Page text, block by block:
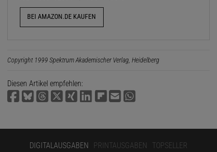
BEI AMAZON.DE KAUFEN
Copyright 1999 Spektrum Akademischer Verlag, Heidelberg
Diesen Artikel empfehlen:
DIGITALAUSGABEN PRINTAUSGABEN TOPSELLER